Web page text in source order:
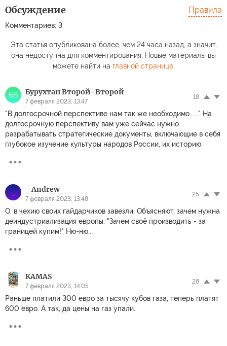
Обсуждение
Комментариев: 3
Правила
Эта статья опубликована более, чем 24 часа назад, а значит,
она недоступна для комментирования. Новые материалы вы
можете найти на главной странице.
БВ Бурухтан Второй-Второй
7 февраля 2023, 13:47
18
"В долгосрочной перспективе нам так же необходимо......" На
долгосрочную перспективу вам уже сейчас нужно
разрабатывать стратегические документы, включающие в себя
глубокое изучение культуры народов России, их историю.
_ _Andrew_
7 февраля 2023, 13:48
25
О, в чехию своих гайдарчиков завезли. Объясняют, зачем нужна
деиндустриализация европы. "Зачем своё производить - за
границей купим!" Ню-ню...
KAMAS
7 февраля 2023, 14:05
28
Раньше платили 300 евро за тысячу кубов газа, теперь платят
600 евро. А так, да цены на газ упали.